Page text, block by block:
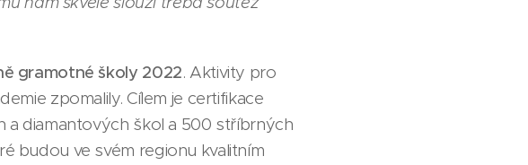
gramotné školy 2022. Aktivity pro
zpomalily. Cílem je certifikace
a diamantových škol a 500 stříbrných
budou ve svém regionu kvalitním